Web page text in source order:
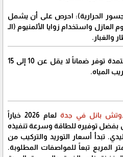
الحرارية): احرص على أن يشمل
واستخدام زوايا الألمنيوم (الـ
والغبار.
​الضمان: شركتنا المقاولات المعتمدة توفر ضماناً لا يقل عن 10 إلى 15
المياه.
بانل في جدة
لعام 2026 خياراً
بفضل توفيره للطاقة وسرعة تنفيذه
تبدأ أسعار التوريد والتركيب من
إلى 350 ريال للمتر المربع تبعاً للمواصفات المطلوبة.